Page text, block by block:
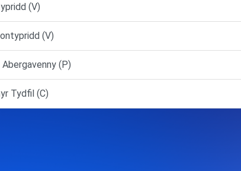
(V)
(V)
(P)
Tydfil (C)